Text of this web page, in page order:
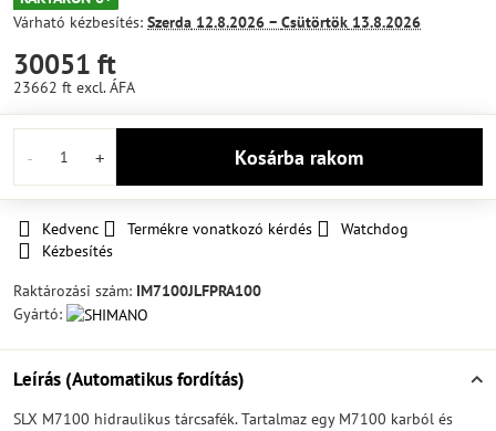
Várható kézbesítés: Szerda 12.8.2026 − Csütörtök 13.8.2026
30051 ft
23662 ft excl. ÁFA
Kosárba rakom
Kedvenc Termékre vonatkozó kérdés
Watchdog
Kézbesítés
Raktározási szám: IM7100JLFPRA100
Gyártó:
Leírás (Automatikus fordítás)
SLX M7100 hidraulikus tárcsafék. Tartalmaz egy M7100 karból és